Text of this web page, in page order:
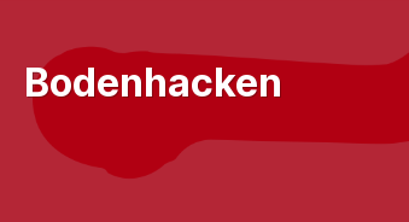
Bodenhacken